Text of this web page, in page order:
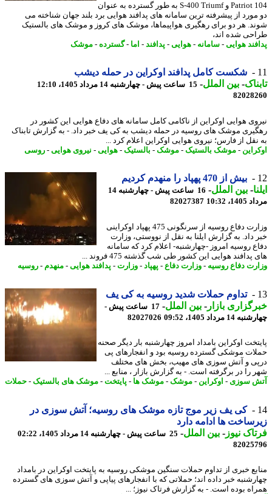
104 Patriot و S-400 Triumf به طور گسترده به عنوان
از پیشرفته ترین سامانه های پدافند هوایی برد بلند جهان شناخته می
هر دو برای رهگیری هواپیماها، موشک های کروز و موشک های بالستیک
شده اند،
هوایی- سامانه-هوایی- پدافند-اما - گسترده- موشک
شکست کامل پدافند اوکراین در حمله دیشب
-بین الملل-15 ساعت پیش - چهارشنبه 14 مرداد 1405، 12:10
هوایی اوکراین از ناکامی کامل سامانه های دفاع هوایی این کشور در
موشک های روسیه در حمله دیشب به کی یف خبر داد. - به گزارش تابناک
از فارس؛ نیروی هوایی اوکراین اعلام کرد ...
- موشک بالستیک-موشک-بالستیک-هوایی- نیروی هوایی- روسی
بیش از 470 پهپاد را منهدم کردیم
-بین الملل-
16 ساعت پیش - چهارشنبه 14
10:32
82027387
وزارت دفاع روسیه از سرنگونی 475 پهپاد اوکراینی
داد. به گزارش ایلنا به نقل از نووستی، وزارت
روسیه امروز -چهارشنبه- اعلام کرد که سامانه
پدافند هوایی این کشور طی شب گذشته 475 فروند ...
دفاع روسیه-وزارت دفاع -پهپاد -وزارت - پدافند هوایی- منهدم-روسیه
​​​​​​​تداوم حملات شدید روسیه به کی یف
بازار- بین الملل-
17 ساعت پیش -
مرداد 1405، 09:52
82027026
اوکراین بامداد امروز چهارشنبه بار دیگر صحنه
موشکی گسترده روسیه بود و انفجارهای پی
و آتش سوزی های مهیب، بخش های مختلف
را در برگرفته است. - به گزارش بازار ، منابع ...
سوزی- اوکراین- موشک-موشک ها- پایتخت-موشک های بالستیک-حملات
کی یف زیر موج تازه موشک های روسیه؛ آتش سوزی در
ها ادامه دارد
نیوز-بین الملل-25 ساعت پیش - چهارشنبه 14 مرداد 1405، 02:22
خبری از تداوم حملات سنگین موشکی روسیه به پایتخت اوکراین در بامداد
خبر داده اند؛ حملاتی که با انفجارهای پیاپی و آتش سوزی های گسترده
بوده است. - به گزارش فرتاک نیوز؛ ...